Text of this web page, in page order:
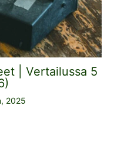
| Vertailussa 5
2025